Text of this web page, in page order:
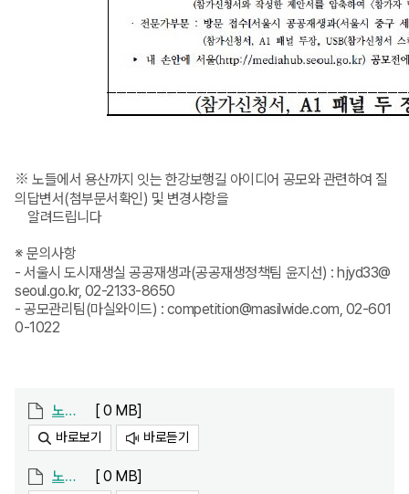
※ 노들에서 용산까지 잇는 한강보행길 아이디어 공모와 관련하여 질
의답변서(첨부문서확인) 및 변경사항을
알려드립니다
※ 문의사항
- 서울시 도시재생실 공공재생과(공공재생정책팀 윤지선) : hjyd33@
seoul.go.kr, 02-2133-8650
- 공모관리팀(마실와이드) : competition@masilwide.com, 02-601
0-1022
노들_용산 변경사항 공고.pdf [ 0 MB]
바로보기 바로듣기
노들_용산 참가신청서_190816.hwp [ 0 MB]